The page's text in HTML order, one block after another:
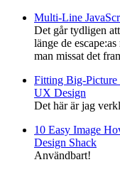
Multi-Line
Det går tydligen
länge de
man missat det
Fitting Big-
UX Design
Det här är jag
10 Easy Image
Design Shack
Användbart!